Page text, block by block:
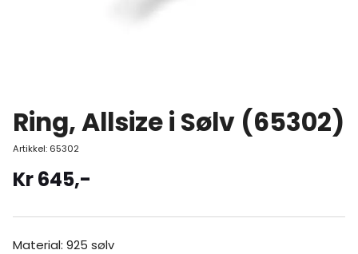
Ring, Allsize i Sølv (65302)
Artikkel: 65302
Kr645,-
Material: 925 sølv